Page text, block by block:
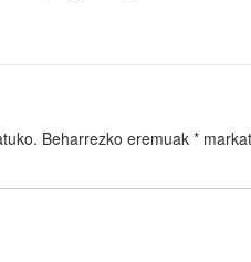
Beharrezko eremuak *